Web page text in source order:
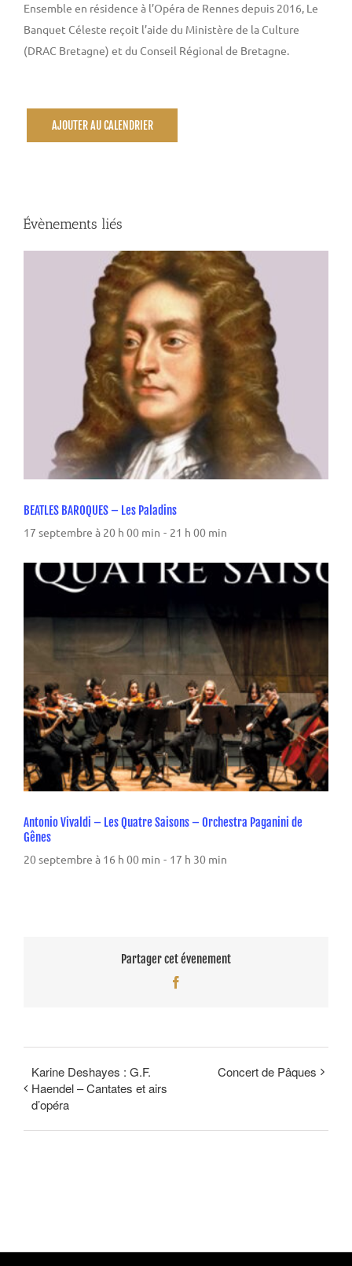
Ensemble en résidence à l’Opéra de Rennes depuis 2016, Le
Banquet Céleste reçoit l’aide du Ministère de la Culture
(DRAC Bretagne) et du Conseil Régional de Bretagne.
AJOUTER AU CALENDRIER
Évènements liés
BEATLES BAROQUES – Les Paladins
17 septembre à 20 h 00 min - 21 h 00 min
Antonio Vivaldi – Les Quatre Saisons – Orchestra Paganini de
Gênes
20 septembre à 16 h 00 min - 17 h 30 min
Partager cet évenement
Karine Deshayes : G.F.
Haendel – Cantates et airs
d’opéra
Concert de Pâques